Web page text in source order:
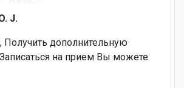
J.
Получить дополнительную
на прием Вы можете